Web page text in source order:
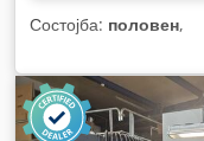
Состојба: половен,